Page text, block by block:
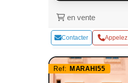
en vente
Contacter Appelez
Ref: MARAHI55